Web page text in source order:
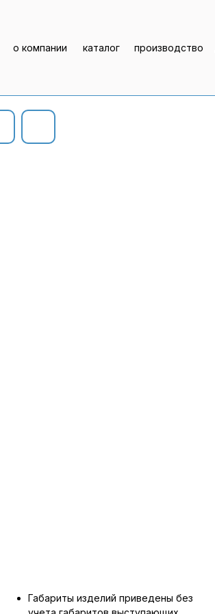
производство
каталог
о компании
Габариты изделий приведены без